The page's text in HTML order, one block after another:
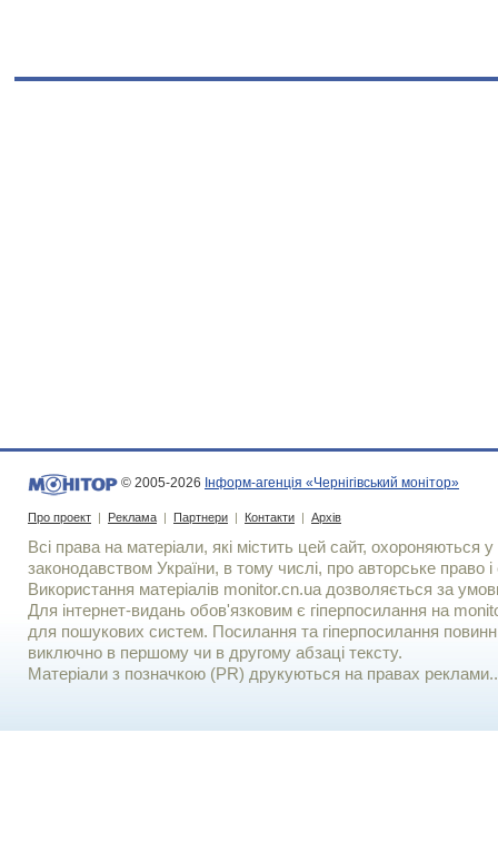
© 2005-2026 Інформ-агенція «Чернігівський монітор»
Про проект | Реклама | Партнери | Контакти | Архів
Всі права на матеріали, які містить цей сайт, охороняються у
законодавством України, в тому числі, про авторське право і
Використання матерiалiв monitor.cn.ua дозволяється за
Для iнтернет-видань обов'язковим є гiперпосилання на
для пошукових систем. Посилання та гіперпосилання
виключно в першому чи в другому абзаці тексту.
Матеріали з позначкою (PR) друкуються на правах реклами..